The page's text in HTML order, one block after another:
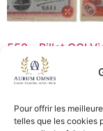
Pour offrir les
telles que les cookies
558 – Billet CCI
0.50F sQ117 –
12,50€
Ajouter au panier